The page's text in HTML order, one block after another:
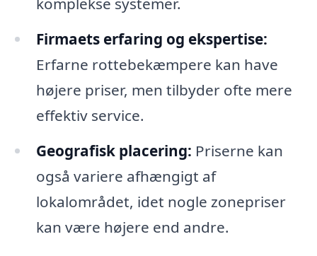
Firmaets erfaring og ekspertise:
Erfarne rottebekæmpere kan have
højere priser, men tilbyder ofte mere
effektiv service.
Geografisk placering: Priserne kan
også variere afhængigt af
lokalområdet, idet nogle zonepriser
kan være højere end andre.